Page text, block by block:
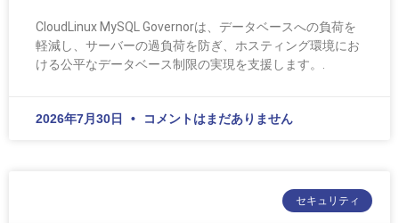
CloudLinux MySQL Governorは、データベースへの負荷を
軽減し、サーバーの過負荷を防ぎ、ホスティング環境にお
ける公平なデータベース制限の実現を支援します。.
2026年7月30日 コメントはまだありません
セキュリティ